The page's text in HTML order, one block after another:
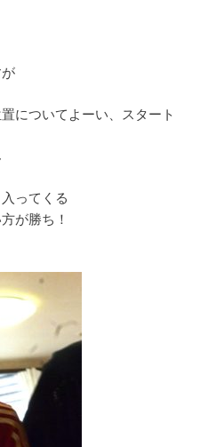
についてよーい、スタート
ってくる
が勝ち！